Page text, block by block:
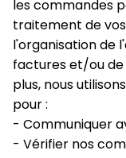
les commandes
traitement de
l'organisation de
factures et/ou
plus, nous
pour :
- Communiquer
- Vérifier nos